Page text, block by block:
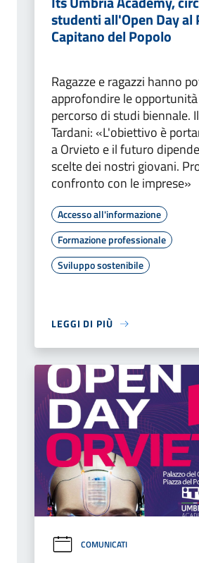
studenti all'Open Day al
Capitano del Popolo
Ragazze e ragazzi hanno
approfondire le
percorso di studi biennale.
Tardani: «L'obiettivo è
a Orvieto e il futuro
scelte dei nostri giovani.
confronto con le imprese»
Accesso all'informazione
Formazione professionale
Sviluppo sostenibile
LEGGI DI PIÙ
COMUNICATI